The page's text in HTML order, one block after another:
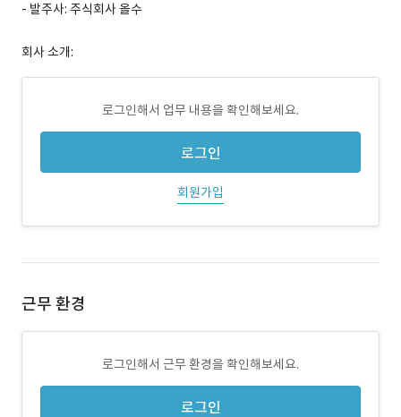
- 발주사: 주식회사 올수
회사 소개:
로그인해서 업무 내용을 확인해보세요.
로그인
회원가입
근무 환경
로그인해서 근무 환경을 확인해보세요.
로그인